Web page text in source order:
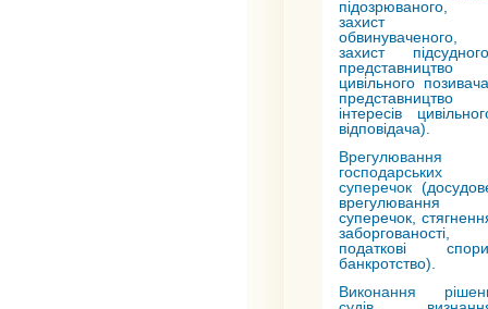
підозрюваного,
захист
обвинуваченого,
захист
представництво
цивільного
представництво
інтересів
відповідача).
Врегулювання
господарських
суперечок
врегулювання
суперечок,
заборгованості,
податкові
банкротство).
Виконання